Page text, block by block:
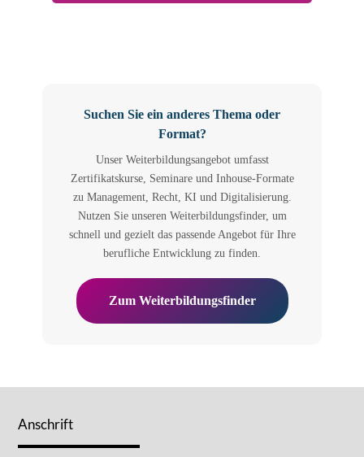
Suchen Sie ein anderes Thema oder
Format?
Unser Weiterbildungsangebot umfasst
Zertifikatskurse, Seminare und Inhouse-Formate
zu Management, Recht, KI und Digitalisierung.
Nutzen Sie unseren Weiterbildungsfinder, um
schnell und gezielt das passende Angebot für Ihre
berufliche Entwicklung zu finden.
Zum Weiterbildungsfinder
Anschrift